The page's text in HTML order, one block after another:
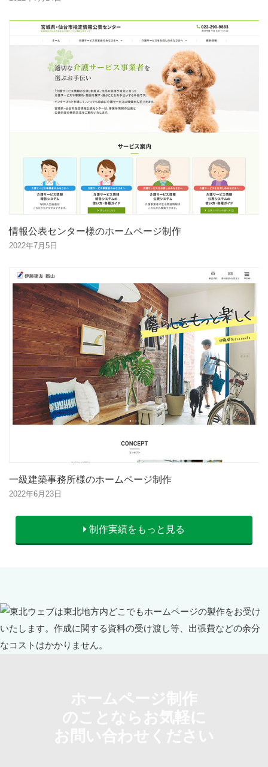
情報公表センター様のホームページ制作
2022年7月5日
一級建築事務所様のホームページ制作
2022年6月23日
制作実績をもっと見る